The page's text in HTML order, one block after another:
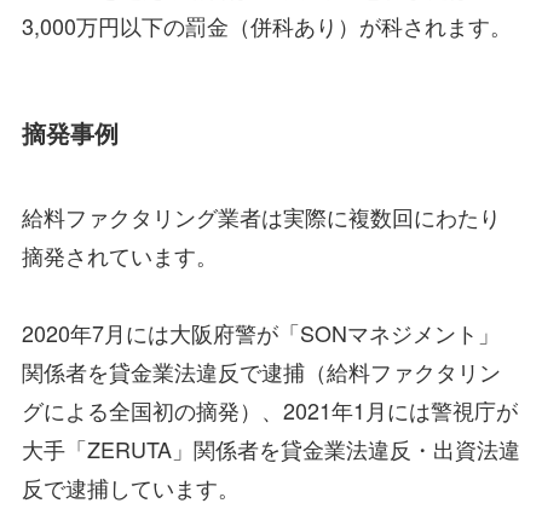
3,000万円以下の罰金（併科あり）が科されます。
摘発事例
給料ファクタリング業者は実際に複数回にわたり
摘発されています。
2020年7月には大阪府警が「SONマネジメント」
関係者を貸金業法違反で逮捕（給料ファクタリン
グによる全国初の摘発）、2021年1月には警視庁が
大手「ZERUTA」関係者を貸金業法違反・出資法違
反で逮捕しています。